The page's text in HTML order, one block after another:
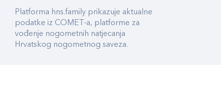
Platforma hns.family prikazuje aktualne
podatke iz COMET-a, platforme za
vođenje nogometnih natjecanja
Hrvatskog nogometnog saveza.